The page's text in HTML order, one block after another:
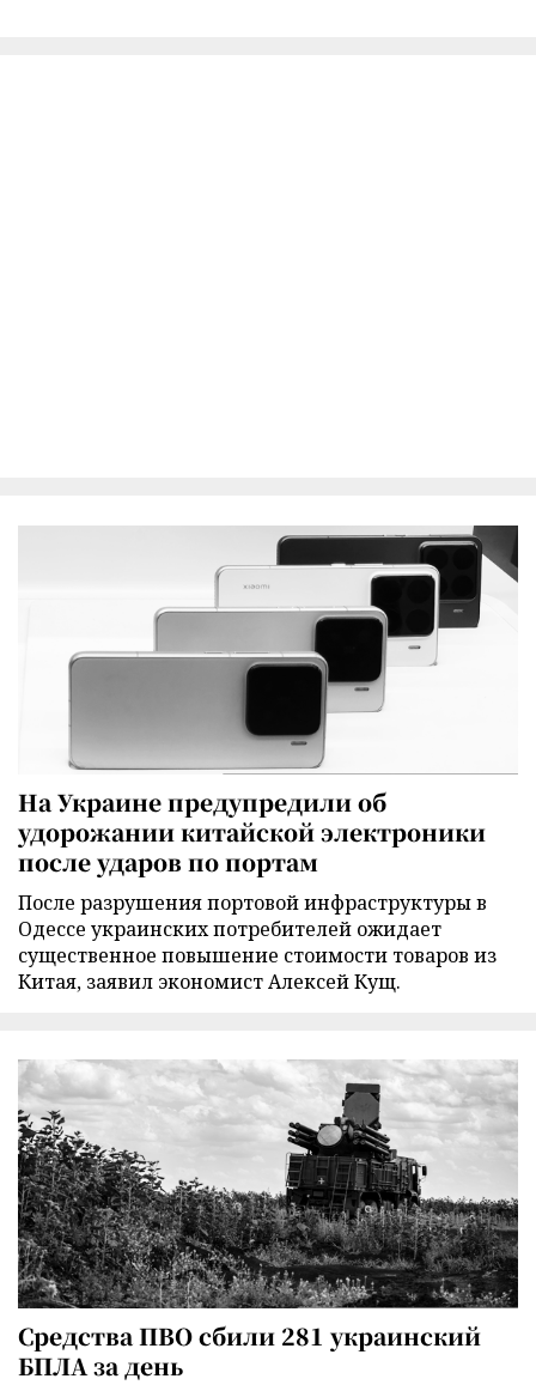
На Украине предупредили об
удорожании китайской электроники
после ударов по портам
После разрушения портовой инфраструктуры в
Одессе украинских потребителей ожидает
существенное повышение стоимости товаров из
Китая, заявил экономист Алексей Кущ.
Средства ПВО сбили 281 украинский
БПЛА за день